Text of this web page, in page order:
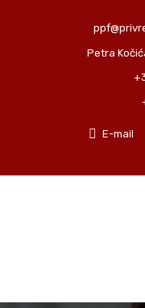
Petra
E-mail